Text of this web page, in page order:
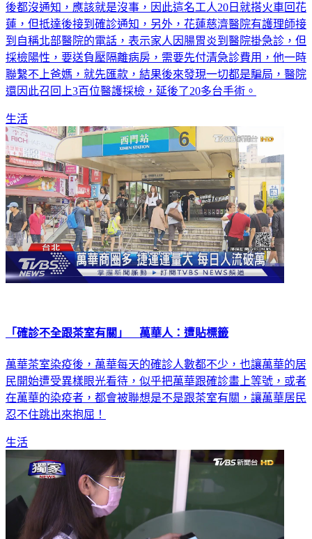
後都沒通知，應該就是沒事，因此這名工人20日就搭火車回花
蓮，但抵達後接到確診通知，另外，花蓮慈濟醫院有護理師接
到自稱北部醫院的電話，表示家人因腸胃炎到醫院掛急診，但
採檢陽性，要送負壓隔離病房，需要先付清急診費用，他一時
聯繫不上爸媽，就先匯款，結果後來發現一切都是騙局，醫院
還因此召回上3百位醫護採檢，延後了20多台手術。
生活
「確診不全跟茶室有關」 萬華人：遭貼標籤
萬華茶室染疫後，萬華每天的確診人數都不少，也讓萬華的居
民開始遭受異樣眼光看待，似乎把萬華跟確診畫上等號，或者
在萬華的染疫者，都會被聯想是不是跟茶室有關，讓萬華居民
忍不住跳出來抱屈！
生活